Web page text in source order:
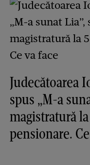
Judecătoarea
spus „M-a
magistratură
pensionare.